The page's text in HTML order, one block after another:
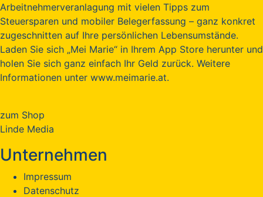
Arbeitnehmerveranlagung mit vielen Tipps zum
Steuersparen und mobiler Belegerfassung – ganz konkret
zugeschnitten auf Ihre persönlichen Lebensumstände.
Laden Sie sich „Mei Marie“ in Ihrem App Store herunter und
holen Sie sich ganz einfach Ihr Geld zurück. Weitere
Informationen unter www.meimarie.at.
zum Shop
Linde Media
Unternehmen
Impressum
Datenschutz